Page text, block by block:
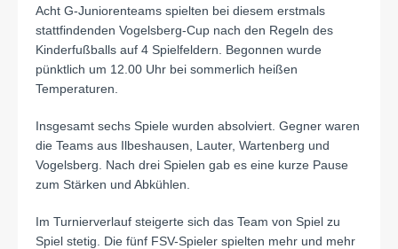
Acht G-Juniorenteams spielten bei diesem erstmals
stattfindenden Vogelsberg-Cup nach den Regeln des
Kinderfußballs auf 4 Spielfeldern. Begonnen wurde
pünktlich um 12.00 Uhr bei sommerlich heißen
Temperaturen.
Insgesamt sechs Spiele wurden absolviert. Gegner waren
die Teams aus Ilbeshausen, Lauter, Wartenberg und
Vogelsberg. Nach drei Spielen gab es eine kurze Pause
zum Stärken und Abkühlen.
Im Turnierverlauf steigerte sich das Team von Spiel zu
Spiel stetig. Die fünf FSV-Spieler spielten mehr und mehr